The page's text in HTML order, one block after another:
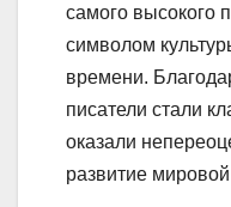
самого высокого
символом
времени.
писатели стали
оказали
развитие